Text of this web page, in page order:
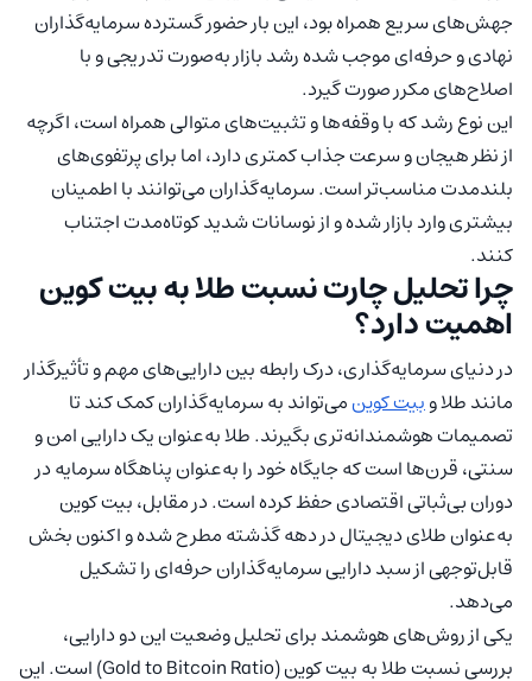
جهش‌های سریع همراه بود، این بار حضور گسترده سرمایه‌گذاران
نهادی و حرفه‌ای موجب شده رشد بازار به‌صورت تدریجی و با
اصلاح‌های مکرر صورت گیرد.
این نوع رشد که با وقفه‌ها و تثبیت‌های متوالی همراه است، اگرچه
از نظر هیجان و سرعت جذاب کمتری دارد، اما برای پرتفوی‌های
بلندمدت مناسب‌تر است. سرمایه‌گذاران می‌توانند با اطمینان
بیشتری وارد بازار شده و از نوسانات شدید کوتاه‌مدت اجتناب
کنند.
چرا تحلیل چارت نسبت طلا به بیت کوین
اهمیت دارد؟
در دنیای سرمایه‌گذاری، درک رابطه بین دارایی‌های مهم و تأثیرگذار
مانند طلا وبیت کوینمی‌تواند به سرمایه‌گذاران کمک کند تا
تصمیمات هوشمندانه‌تری بگیرند. طلا به‌عنوان یک دارایی امن و
سنتی، قرن‌ها است که جایگاه خود را به‌عنوان پناهگاه سرمایه در
دوران بی‌ثباتی اقتصادی حفظ کرده است. در مقابل، بیت کوین
به‌عنوان طلای دیجیتال در دهه گذشته مطرح شده و اکنون بخش
قابل‌توجهی از سبد دارایی سرمایه‌گذاران حرفه‌ای را تشکیل
می‌دهد.
یکی از روش‌های هوشمند برای تحلیل وضعیت این دو دارایی،
بررسی نسبت طلا به بیت کوین (Gold to Bitcoin Ratio) است. این